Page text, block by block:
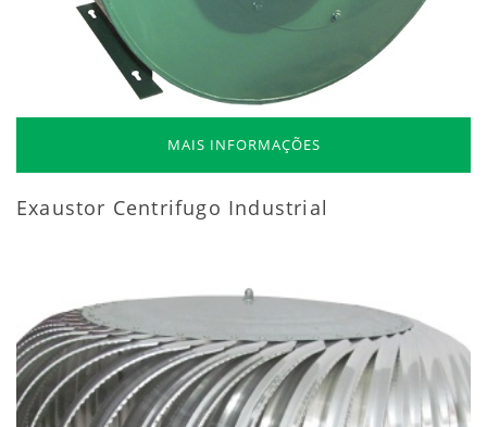
MAIS INFORMAÇÕES
Exaustor Centrifugo Industrial